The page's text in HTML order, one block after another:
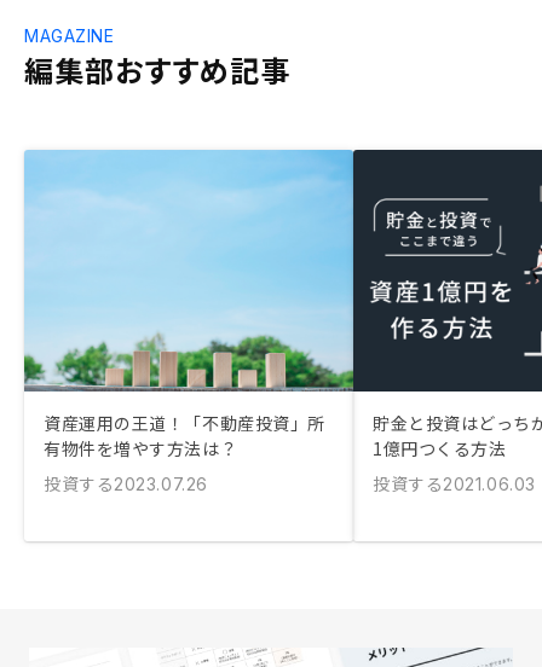
編集部おすすめ記事
MAGAZINE
資産運用の王道！「不動産投資」所
有物件を増やす方法は？
投資する2023.07.26
貯金と投資はどっち
1億円つくる方法
投資する2021.06.03